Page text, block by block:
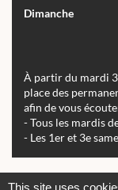
Dimanche
À partir du mardi
place des
afin de vous
- Tous les mardis
- Les 1er et 3e
This site uses